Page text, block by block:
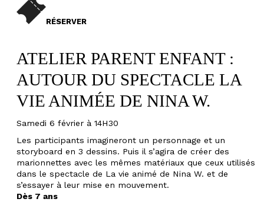
RÉSERVER
ATELIER PARENT ENFANT :
AUTOUR DU SPECTACLE LA
VIE ANIMÉE DE NINA W.
Samedi 6 février à 14H30
Les participants imagineront un personnage et un
storyboard en 3 dessins. Puis il s’agira de créer des
marionnettes avec les mêmes matériaux que ceux utilisés
dans le spectacle de La vie animé de Nina W. et de
s’essayer à leur mise en mouvement.
Dès 7 ans